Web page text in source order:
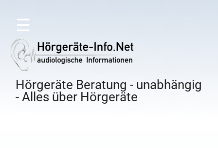
☰
Hörgeräte Beratung - unabhängig
- Alles über Hörgeräte